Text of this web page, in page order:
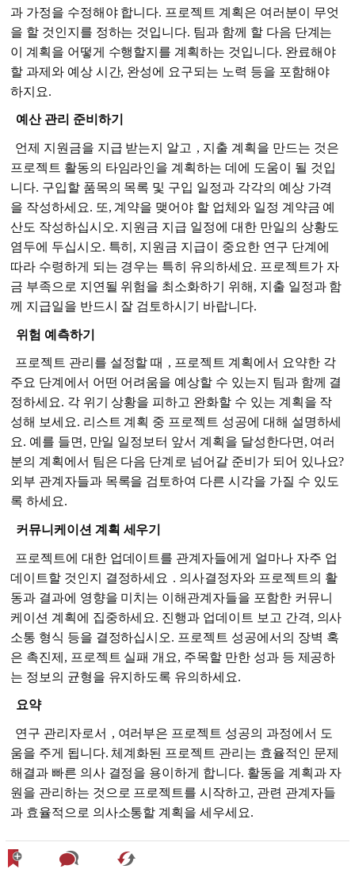
과 가정을 수정해야 합니다. 프로젝트 계획은 여러분이 무엇
을 할 것인지를 정하는 것입니다. 팀과 함께 할 다음 단계는
이 계획을 어떻게 수행할지를 계획하는 것입니다. 완료해야
할 과제와 예상 시간, 완성에 요구되는 노력 등을 포함해야
하지요.
예산 관리 준비하기
언제 지원금을 지급 받는지 알고 , 지출 계획을 만드는 것은
프로젝트 활동의 타임라인을 계획하는 데에 도움이 될 것입
니다. 구입할 품목의 목록 및 구입 일정과 각각의 예상 가격
을 작성하세요. 또, 계약을 맺어야 할 업체와 일정 계약금 예
산도 작성하십시오. 지원금 지급 일정에 대한 만일의 상황도
염두에 두십시오. 특히, 지원금 지급이 중요한 연구 단계에
따라 수령하게 되는 경우는 특히 유의하세요. 프로젝트가 자
금 부족으로 지연될 위험을 최소화하기 위해, 지출 일정과 함
께 지급일을 반드시 잘 검토하시기 바랍니다.
위험 예측하기
프로젝트 관리를 설정할 때 , 프로젝트 계획에서 요약한 각
주요 단계에서 어떤 어려움을 예상할 수 있는지 팀과 함께 결
정하세요. 각 위기 상황을 피하고 완화할 수 있는 계획을 작
성해 보세요. 리스트 계획 중 프로젝트 성공에 대해 설명하세
요. 예를 들면, 만일 일정보터 앞서 계획을 달성한다면, 여러
분의 계획에서 팀은 다음 단계로 넘어갈 준비가 되어 있나요?
외부 관계자들과 목록을 검토하여 다른 시각을 가질 수 있도
록 하세요.
커뮤니케이션 계획 세우기
프로젝트에 대한 업데이트를 관계자들에게 얼마나 자주 업
데이트할 것인지 결정하세요 . 의사결정자와 프로젝트의 활
동과 결과에 영향을 미치는 이해관계자들을 포함한 커뮤니
케이션 계획에 집중하세요. 진행과 업데이트 보고 간격, 의사
소통 형식 등을 결정하십시오. 프로젝트 성공에서의 장벽 혹
은 촉진제, 프로젝트 실패 개요, 주목할 만한 성과 등 제공하
는 정보의 균형을 유지하도록 유의하세요.
요약
연구 관리자로서 , 여러부은 프로젝트 성공의 과정에서 도
움을 주게 됩니다. 체계화된 프로젝트 관리는 효율적인 문제
해결과 빠른 의사 결정을 용이하게 합니다. 활동을 계획과 자
원을 관리하는 것으로 프로젝트를 시작하고, 관련 관계자들
과 효율적으로 의사소통할 계획을 세우세요.